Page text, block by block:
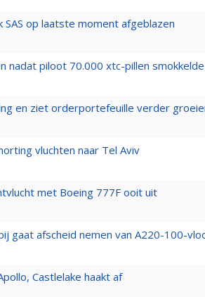
op laatste moment afgeblazen
nadat piloot 70.000 xtc-pillen smokkelde
en ziet orderportefeuille verder
vluchten naar Tel Aviv
met Boeing 777F ooit uit
gaat afscheid nemen van A220-100-
Castlelake haakt af